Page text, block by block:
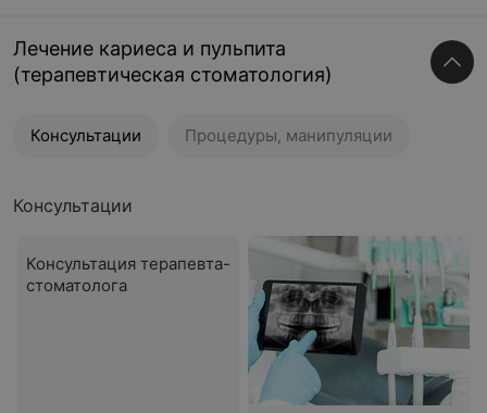
Лечение кариеса и пульпита
(терапевтическая стоматология)
Консультации Процедуры, манипуляции
Консультации
Консультация терапевта-
стоматолога